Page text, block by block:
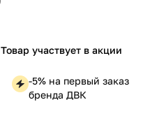
Товар участвует в акции
-5% на первый заказ
бренда ДВК